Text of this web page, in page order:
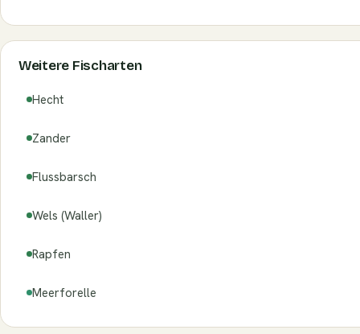
Weitere Fischarten
Hecht
Zander
Flussbarsch
Wels (Waller)
Rapfen
Meerforelle